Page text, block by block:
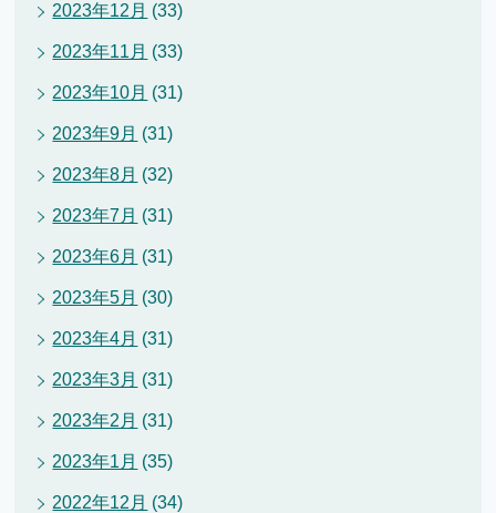
2023年12月 (33)
2023年11月 (33)
2023年10月 (31)
2023年9月 (31)
2023年8月 (32)
2023年7月 (31)
2023年6月 (31)
2023年5月 (30)
2023年4月 (31)
2023年3月 (31)
2023年2月 (31)
2023年1月 (35)
2022年12月 (34)